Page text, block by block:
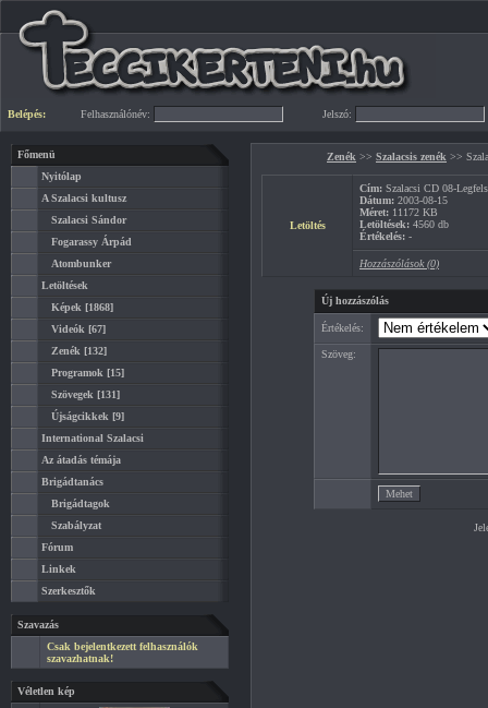
Belépés: Felhasználónév: Jelszó:
Főmenü
Nyitólap
A Szalacsi kultusz
Szalacsi Sándor
Fogarassy Árpád
Atombunker
Letöltések
Képek [1868]
Videók [67]
Zenék [132]
Programok [15]
Szövegek [131]
Újságcikkek [9]
International Szalacsi
Az átadás témája
Brigádtanács
Brigádtagok
Szabályzat
Fórum
Linkek
Szerkesztők
Szavazás
Csak bejelentkezett felhasználók
szavazhatnak!
Véletlen kép
Zenék >> Szalacsis zenék >>
Letöltés
Cím: Szalacsi CD 08-
Dátum: 2003-08-15
Méret: 11172 KB
Letöltések: 4560 db
Értékelés: -
Hozzászólások (0)
Új hozzászólás
Értékelés:
Szöveg: